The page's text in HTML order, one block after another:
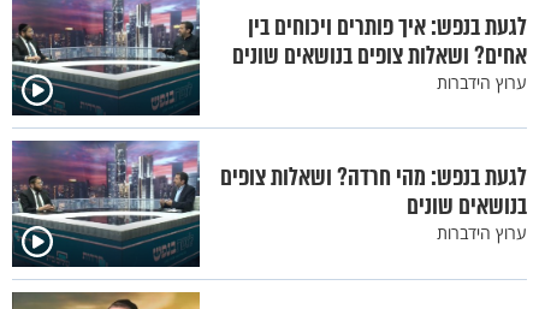
לגעת בנפש: איך פותרים ויכוחים בין
אחים? ושאלות צופים בנושאים שונים
ערוץ הידברות
לגעת בנפש: מהי חרדה? ושאלות צופים
בנושאים שונים
ערוץ הידברות